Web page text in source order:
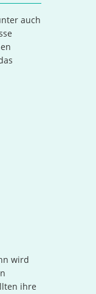
auch
wird
ihre